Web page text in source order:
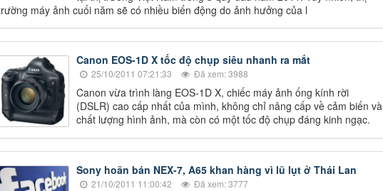
máy ảnh cuối năm sẽ có nhiều biến động do ảnh hưởng của l
Canon EOS-1D X tốc độ chụp siêu nhanh ra mắt
25/10/2011 07:21:33 Đã xem: 3988
Canon vừa trình làng EOS-1D X, chiếc máy ảnh ống kính rời
(DSLR) cao cấp nhất của mình, không chỉ nâng cấp về cảm biến và
chất lượng hình ảnh, mà còn có một tốc độ chụp đáng kinh ngạc.
Sony hoãn bán NEX-7, A65 khan hàng vì lũ lụt ở Thái Lan
21/10/2011 11:00:42 Đã xem: 3777